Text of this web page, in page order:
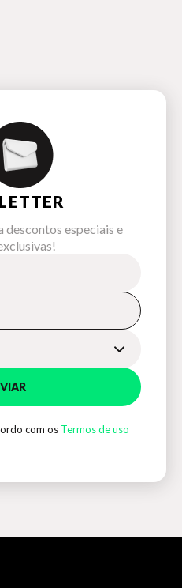
descontos especiais e
com os Termos de uso